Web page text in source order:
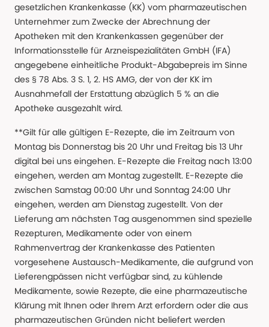
gesetzlichen Krankenkasse (KK) vom pharmazeutischen
Unternehmer zum Zwecke der Abrechnung der
Apotheken mit den Krankenkassen gegenüber der
Informationsstelle für Arzneispezialitäten GmbH (IFA)
angegebene einheitliche Produkt-Abgabepreis im Sinne
des § 78 Abs. 3 S. 1, 2. HS AMG, der von der KK im
Ausnahmefall der Erstattung abzüglich 5 % an die
Apotheke ausgezahlt wird.
**Gilt für alle gültigen E-Rezepte, die im Zeitraum von
Montag bis Donnerstag bis 20 Uhr und Freitag bis 13 Uhr
digital bei uns eingehen. E-Rezepte die Freitag nach 13:00
eingehen, werden am Montag zugestellt. E-Rezepte die
zwischen Samstag 00:00 Uhr und Sonntag 24:00 Uhr
eingehen, werden am Dienstag zugestellt. Von der
Lieferung am nächsten Tag ausgenommen sind spezielle
Rezepturen, Medikamente oder von einem
Rahmenvertrag der Krankenkasse des Patienten
vorgesehene Austausch-Medikamente, die aufgrund von
Lieferengpässen nicht verfügbar sind, zu kühlende
Medikamente, sowie Rezepte, die eine pharmazeutische
Klärung mit Ihnen oder Ihrem Arzt erfordern oder die aus
pharmazeutischen Gründen nicht beliefert werden